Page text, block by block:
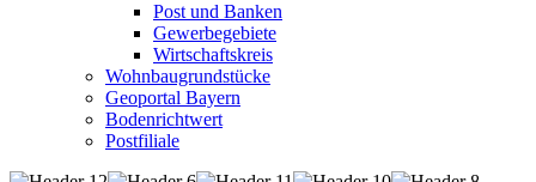
Post und Banken
Gewerbegebiete
Wirtschaftskreis
Wohnbaugrundstücke
Geoportal Bayern
Bodenrichtwert
Postfiliale